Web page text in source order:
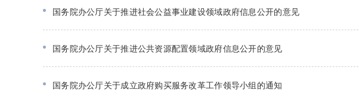
国务院办公厅关于推进社会公益事业建设领域政府信息公开的意见
国务院办公厅关于推进公共资源配置领域政府信息公开的意见
国务院办公厅关于成立政府购买服务改革工作领导小组的通知